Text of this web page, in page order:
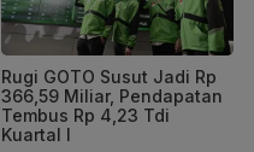
Rugi GOTO Susut Jadi Rp
366,59 Miliar, Pendapatan
Tembus Rp 4,23 Tdi
Kuartal I